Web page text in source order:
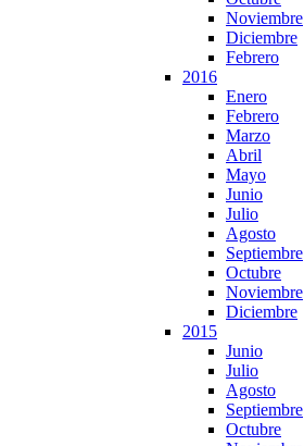
Noviembre
Diciembre
Febrero
2016
Enero
Febrero
Marzo
Abril
Mayo
Junio
Julio
Agosto
Septiembre
Octubre
Noviembre
Diciembre
2015
Junio
Julio
Agosto
Septiembre
Octubre